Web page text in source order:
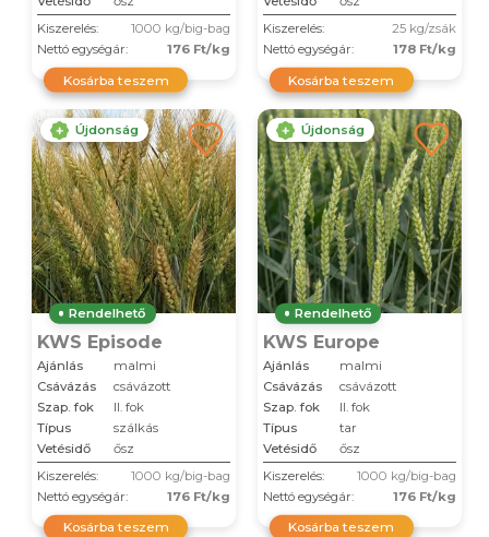
Kiszerelés:
1000 kg/big-bag
Nettó egységár:
176 Ft/kg
Kosárba teszem
Kiszerelés:
25 kg/zsák
Nettó egységár:
178 Ft/kg
Kosárba teszem
Újdonság
Rendelhető
KWS Episode
Ajánlás
malmi
Csávázás
csávázott
Szap. fok
II. fok
Típus
szálkás
Vetésidő
ősz
Kiszerelés:
1000 kg/big-bag
Nettó egységár:
176 Ft/kg
Kosárba teszem
Újdonság
Rendelhető
KWS Europe
Ajánlás
malmi
Csávázás
csávázott
Szap. fok
II. fok
Típus
tar
Vetésidő
ősz
Kiszerelés:
1000 kg/big-bag
Nettó egységár:
176 Ft/kg
Kosárba teszem